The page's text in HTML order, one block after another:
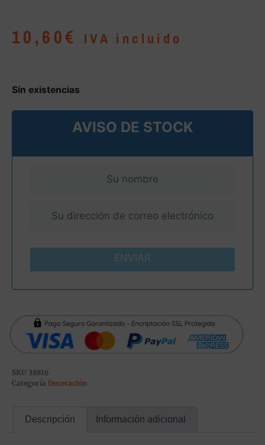
10,60€ IVA incluido
Sin existencias
AVISO DE STOCK
ENVIAR
SKU 38816
Categoría Decoración
Descripción Información adicional